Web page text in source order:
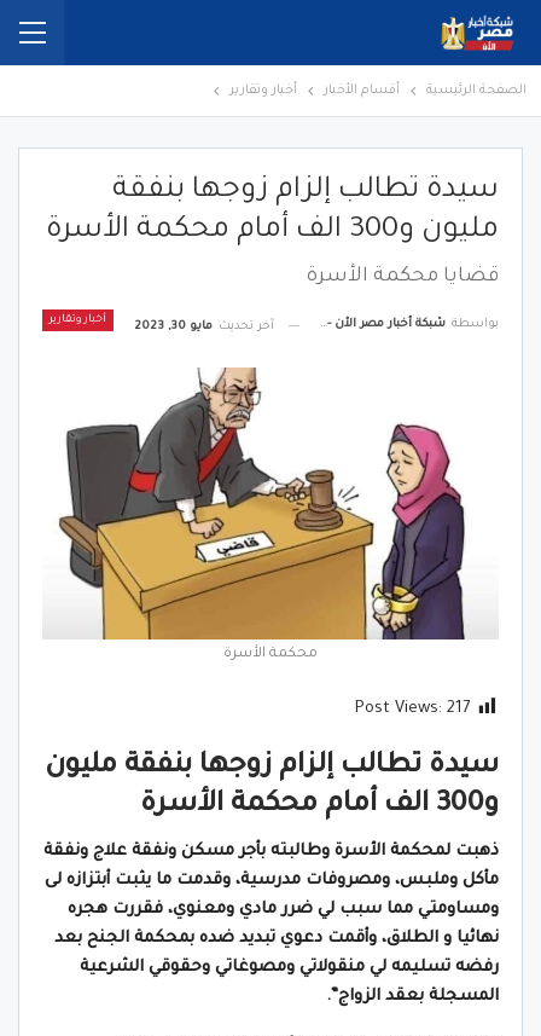
الصفحة الرئيسية أقسام الأخبار أخبار وتقارير
سيدة تطالب إلزام زوجها بنفقة
مليون و300 الف أمام محكمة الأسرة
قضايا محكمة الأسرة
أخبار وتقارير بواسطة شبكة أخبار مصر الأن - Egypt News Network Now آخر تحديث مايو 30, 2023
محكمة الأسرة
Post Views: 217
سيدة تطالب إلزام زوجها بنفقة مليون
و300 الف أمام محكمة الأسرة
ذهبت لمحكمة الأسرة وطالبته بأجر مسكن ونفقة علاج ونفقة
مأكل وملبس، ومصروفات مدرسية، وقدمت ما يثبت أبتزازه لى
ومساومتي مما سبب لي ضرر مادي ومعنوي، فقررت هجره
نهائيا و الطلاق، وأقمت دعوي تبديد ضده بمحكمة الجنح بعد
رفضه تسليمه لي منقولاتي ومصوغاتي وحقوقي الشرعية
المسجلة بعقد الزواج”.